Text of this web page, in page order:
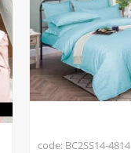
code: BC2SS14-4814